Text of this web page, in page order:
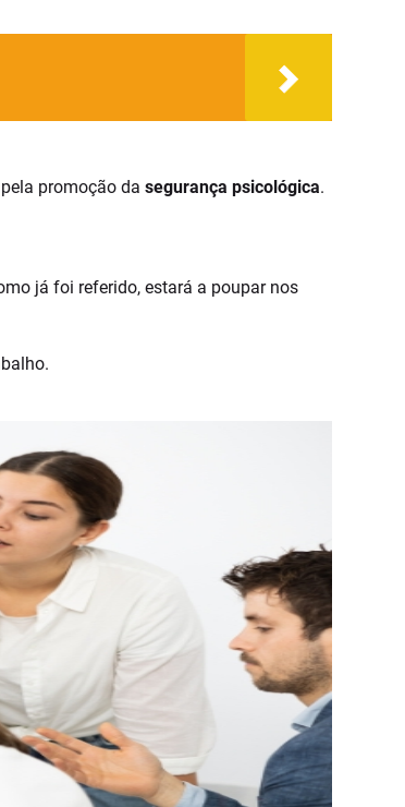
promoção dasegurança psicológica.
já foi referido, estará a poupar nos